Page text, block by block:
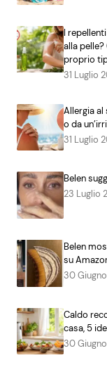
I
alla
proprio
31 Luglio
Allergia al
o da
31 Luglio
Belen
23 Luglio
Belen
su
30
Caldo
casa, 5
30